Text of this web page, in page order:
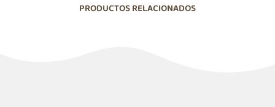
PRODUCTOS RELACIONADOS